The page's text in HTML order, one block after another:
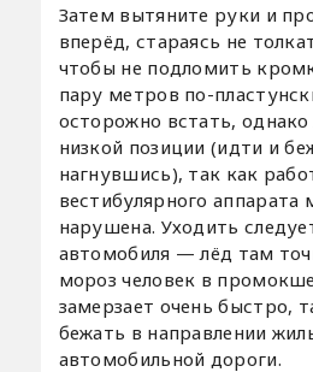
Затем вытяните руки и
вперёд, стараясь не
чтобы не подломить
пару метров по-
осторожно встать,
низкой позиции (идти и
нагнувшись), так как
вестибулярного аппарата
нарушена. Уходить
автомобиля — лёд там
мороз человек в
замерзает очень быстро,
бежать в направлении
автомобильной дороги.